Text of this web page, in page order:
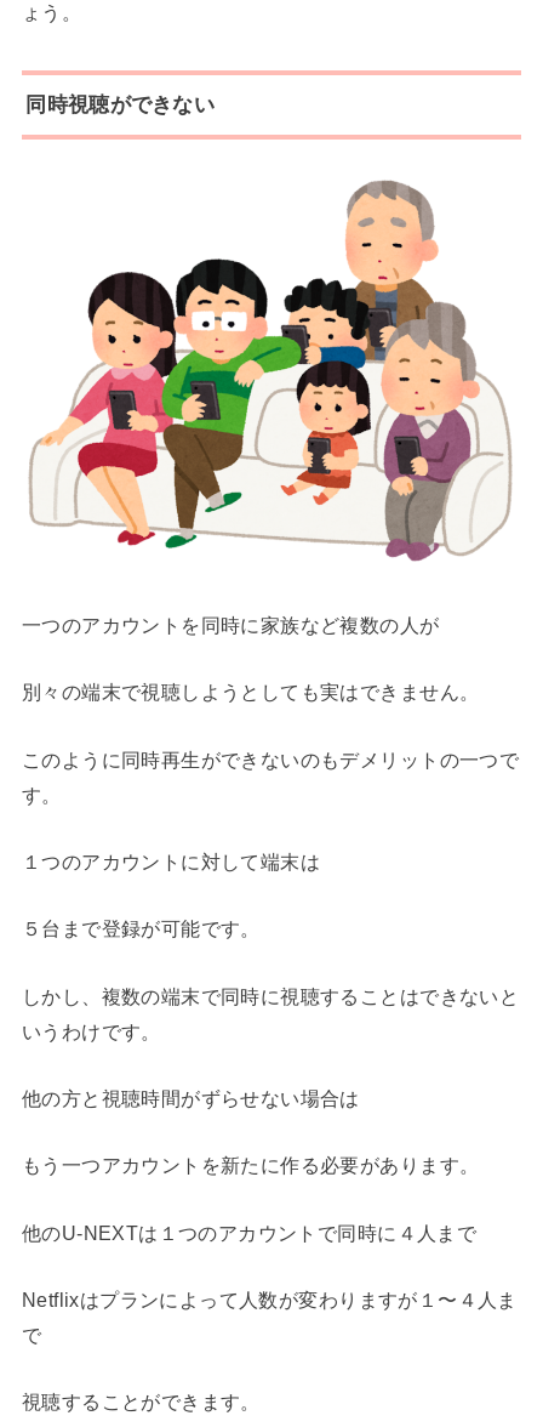
ょう。
同時視聴ができない
一つのアカウントを同時に家族など複数の人が
別々の端末で視聴しようとしても実はできません。
このように同時再生ができないのもデメリットの一つで
す。
１つのアカウントに対して端末は
５台まで登録が可能です。
しかし、複数の端末で同時に視聴することはできないと
いうわけです。
他の方と視聴時間がずらせない場合は
もう一つアカウントを新たに作る必要があります。
他のU-NEXTは１つのアカウントで同時に４人まで
Netflixはプランによって人数が変わりますが１〜４人ま
で
視聴することができます。